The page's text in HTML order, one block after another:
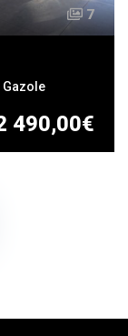
7
490,00€
Gazole